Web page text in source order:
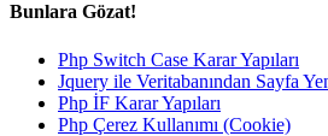
Bunlara Gözat!
Php Switch Case Karar Yapıları
Jquery ile Veritabanından Sayfa
Php İF Karar Yapıları
Php Çerez Kullanımı (Cookie)